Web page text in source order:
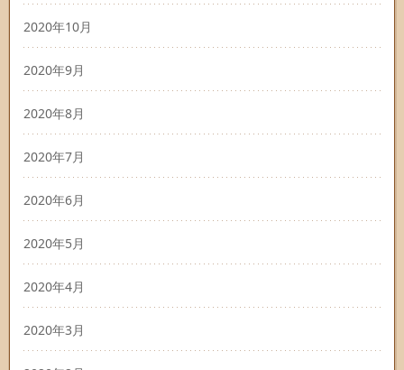
2020年10月
2020年9月
2020年8月
2020年7月
2020年6月
2020年5月
2020年4月
2020年3月